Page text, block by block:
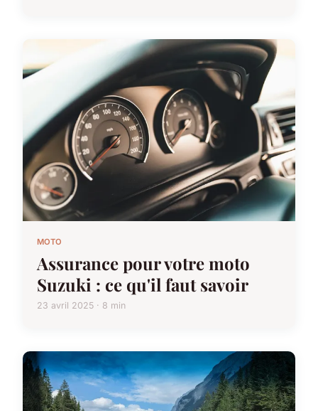
MOTO
Assurance pour votre moto
Suzuki : ce qu'il faut savoir
23 avril 2025 · 8 min